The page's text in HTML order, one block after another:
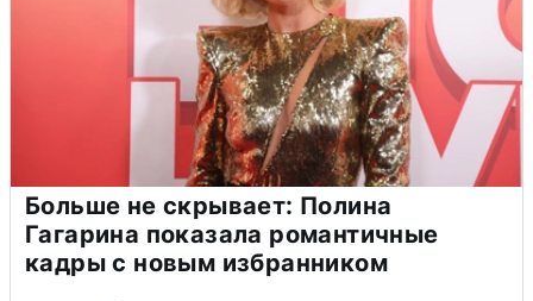
Больше не скрывает: Полина
Гагарина показала романтичные
кадры с новым избранником